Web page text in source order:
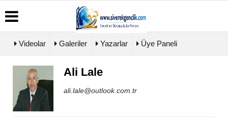
Üye
Paneli
Haber
Arşivi
Yazarları
Videolar Galeriler Yazarlar Üye Paneli
Ali Lale
ali.lale@outlook.com.tr